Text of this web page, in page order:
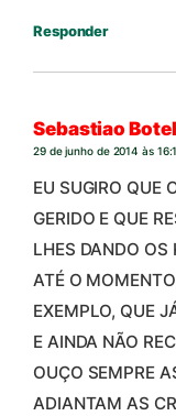
Responder
Sebastiao
29 de junho de 2014 às
EU SUGIRO QUE
GERIDO E QUE
LHES DANDO OS
ATÉ O
EXEMPLO, QUE
E AINDA NÃO
OUÇO SEMPRE
ADIANTAM AS